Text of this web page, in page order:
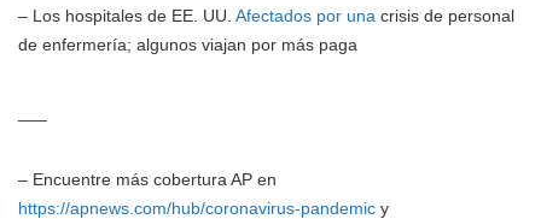
– Los hospitales de EE. UU. Afectados por una crisis de personal
de enfermería; algunos viajan por más paga
– Encuentre más cobertura AP en
https://apnews.com/hub/coronavirus-pandemic y